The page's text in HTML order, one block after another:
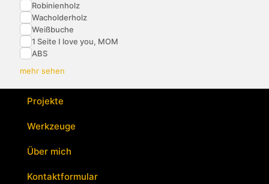
Robinienholz
Wacholderholz
Weißbuche
1 Seite I love you, MOM
ABS
mehr sehen
Projekte
Werkzeuge
Über mich
Kontaktformular